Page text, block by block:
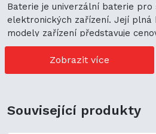
Baterie je univerzální baterie
elektronických zařízení. Její plná
modely zařízení představuje
nákupu. Její univerzální použití
ekologickou udržitelnost a
Zobrazit více
Související produkty